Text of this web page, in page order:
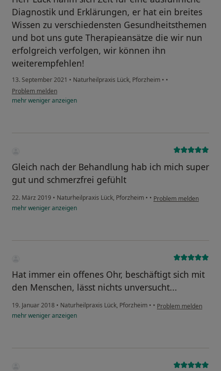
Diagnostik und Erklärungen, er hat ein breites
Wissen zu verschiedensten Gesundheitsthemen
und bot uns gute Therapieansätze die wir nun
erfolgreich verfolgen, wir können ihn
weiterempfehlen!
13. September 2021 • Naturheilpraxis Lück, Pforzheim • •
Problem melden
mehrwenigeranzeigen
Gleich nach der Behandlung hab ich mich super
gut und schmerzfrei gefühlt
22. März 2019 • Naturheilpraxis Lück, Pforzheim • • Problem melden
mehrwenigeranzeigen
Hat immer ein offenes Ohr, beschäftigt sich mit
den Menschen, lässt nichts unversucht...
19. Januar 2018 • Naturheilpraxis Lück, Pforzheim • • Problem melden
mehrwenigeranzeigen